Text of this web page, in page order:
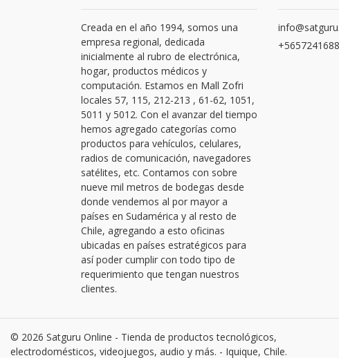
Creada en el año 1994, somos una
empresa regional, dedicada
inicialmente al rubro de electrónica,
hogar, productos médicos y
computación. Estamos en Mall Zofri
locales 57, 115, 212-213 , 61-62, 1051,
5011 y 5012. Con el avanzar del tiempo
hemos agregado categorías como
productos para vehículos, celulares,
radios de comunicación, navegadores
satélites, etc. Contamos con sobre
nueve mil metros de bodegas desde
donde vendemos al por mayor a
países en Sudamérica y al resto de
Chile, agregando a esto oficinas
ubicadas en países estratégicos para
así poder cumplir con todo tipo de
requerimiento que tengan nuestros
clientes.
© 2026 Satguru Online - Tienda de productos tecnológicos,
electrodomésticos, videojuegos, audio y más. - Iquique, Chile.